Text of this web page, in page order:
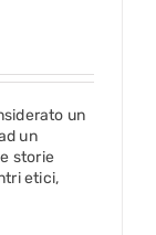
un
un
storie
etici,